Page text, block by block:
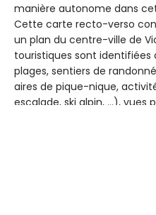
manière autonome dans
Cette carte recto-verso
un plan du centre-ville de
touristiques sont identifiées
plages, sentiers de
aires de pique-nique,
escalade, ski alpin, …), vues